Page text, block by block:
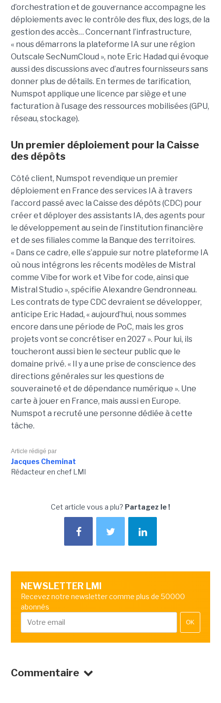
d’orchestration et de gouvernance accompagne les
déploiements avec le contrôle des flux, des logs, de la
gestion des accès… Concernant l’infrastructure,
« nous démarrons la plateforme IA sur une région
Outscale SecNumCloud », note Eric Hadad qui évoque
aussi des discussions avec d’autres fournisseurs sans
donner plus de détails. En termes de tarification,
Numspot applique une licence par siège et une
facturation à l’usage des ressources mobilisées (GPU,
réseau, stockage).
Un premier déploiement pour la Caisse
des dépôts
Côté client, Numspot revendique un premier
déploiement en France des services IA à travers
l’accord passé avec la Caisse des dépôts (CDC) pour
créer et déployer des assistants IA, des agents pour
le développement au sein de l’institution financière
et de ses filiales comme la Banque des territoires.
« Dans ce cadre, elle s’appuie sur notre plateforme IA
où nous intégrons les récents modèles de Mistral
comme Vibe for work et Vibe for code, ainsi que
Mistral Studio », spécifie Alexandre Gendronneau.
Les contrats de type CDC devraient se développer,
anticipe Eric Hadad, « aujourd’hui, nous sommes
encore dans une période de PoC, mais les gros
projets vont se concrétiser en 2027 ». Pour lui, ils
toucheront aussi bien le secteur public que le
domaine privé. « Il y a une prise de conscience des
directions générales sur les questions de
souveraineté et de dépendance numérique ». Une
carte à jouer en France, mais aussi en Europe.
Numspot a recruté une personne dédiée à cette
tâche.
Article rédigé par
Jacques Cheminat
Rédacteur en chef LMI
Cet article vous a plu? Partagez le !
NEWSLETTER LMI
Recevez notre newsletter comme plus de 50000
abonnés
OK
Commentaire